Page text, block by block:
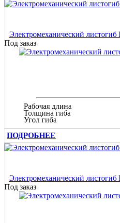
Электромеханический
Под заказ
Рабочая длина
Толщина гиба
Угол гиба
ПОДРОБНЕЕ
Электромеханический
Под заказ